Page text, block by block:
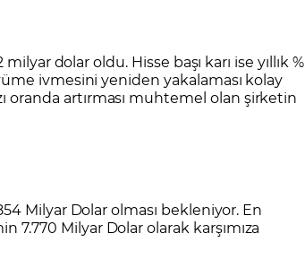
dolar oldu. Hisse başı karı ise yıllık %
ivmesini yeniden yakalaması kolay
artırması muhtemel olan şirketin
Milyar Dolar olması bekleniyor. En
Milyar Dolar olarak karşımıza